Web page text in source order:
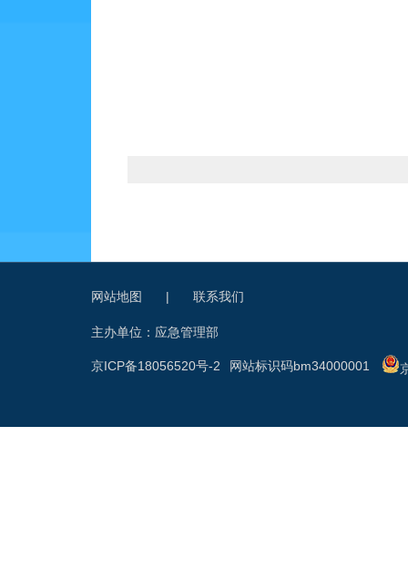
网站地图 | 联系我们
主办单位：应急管理部
网站标识码bm34000001
京ICP备18056520号-2